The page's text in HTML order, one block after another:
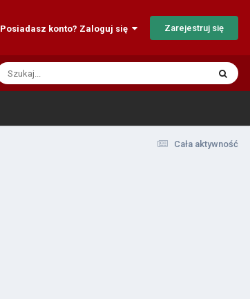
Posiadasz konto? Zaloguj się Zarejestruj się
Cała aktywność